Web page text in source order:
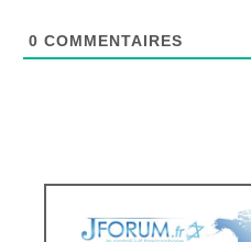
0 COMMENTAIRES